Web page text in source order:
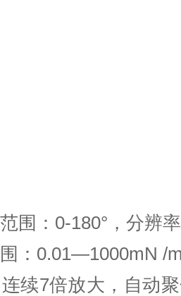
围：0-180°，分辨
：0.01—1000mN /
续7倍放大，自动